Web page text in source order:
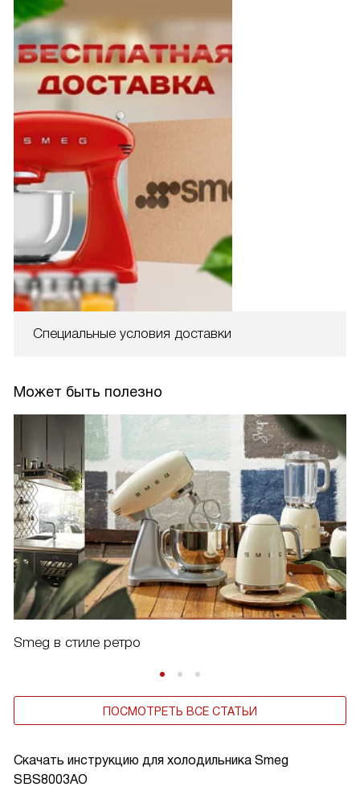
Скачать инструкцию для холодильника Smeg
SBS8003AO
Специальные условия доставки
Может быть полезно
Smeg в стиле ретро
ПОСМОТРЕТЬ ВСЕ СТАТЬИ